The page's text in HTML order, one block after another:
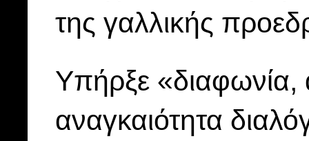
της γαλλικής
Υπήρξε «διαφωνία,
αναγκαιότητα